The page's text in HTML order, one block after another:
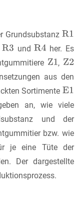
Grundsubstanz
und
her. Es
,
aus den
Sortimente
an, wie viele
und der
bzw. wie
je eine Tüte der
Der dargestellte